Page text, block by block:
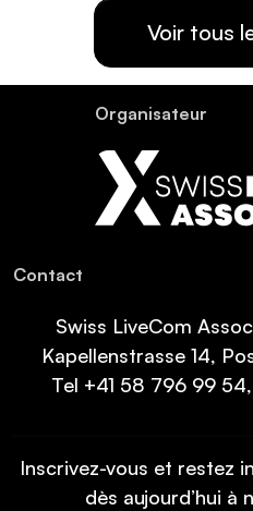
Voir tous
Organisateur
Contact
Swiss LiveCom
Kapellenstrasse 14,
Tel +41 58 796 99 54,
Inscrivez-vous et restez
dès aujourd’hui à